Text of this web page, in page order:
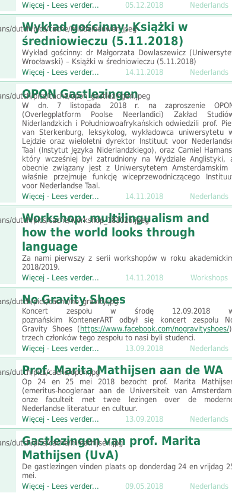
Więcej - Lees verder...
Nederlands
05.12.2018
Wykład gościnny: Książki w
średniowieczu (5.11.2018)
Wykład gościnny: dr Małgorzata Dowlaszewicz
Wrocławski) – Książki w średniowieczu (5.11.2018)
Więcej - Lees verder...
Nederlands
14.11.2018
OPON Gastlezingen
W dn. 7 listopada 2018 r. na zaproszenie
(Overlegplatform Poolse Neerlandici) Zakład
Niderlandzkich i Południowoafrykańskich odwiedzili prof.
van Sterkenburg, leksykolog, wykładowca uniwersytetu
Lejdzie oraz wieloletni dyrektor Instituut voor
Taal (Instytut Języka Niderlandzkiego), oraz Camiel
który wcześniej był zatrudniony na Wydziale Anglistyki,
obecnie związany jest z Uniwersytetem Amsterdamskim
właśnie przejmuje funkcję wiceprzewodniczącego
voor Nederlandse Taal.
Więcej - Lees verder...
Nederlands
14.11.2018
Workshop: multilingualism and
how the world looks through
language
Za nami pierwszy z serii workshopów w roku
2018/2019.
Więcej - Lees verder...
Workshops
14.11.2018
No Gravity Shoes
Koncert zespołu w środę 12.09.2018
poznańskim KontenerART odbył się koncert zespołu
Gravity Shoes (https://www.facebook.com/nogravityshoes/
trzech członków tego zespołu to nasi byli studenci.
Więcej - Lees verder...
Nederlands
13.09.2018
Prof. Marita Mathijsen aan de WA
Op 24 en 25 mei 2018 bezocht prof. Marita
(emeritus-hoogleraar aan de Universiteit van
onze faculteit met twee lezingen over de
Nederlandse literatuur en cultuur.
Więcej - Lees verder...
Nederlands
13.09.2018
Gastlezingen van prof. Marita
Mathijsen (UvA)
De gastlezingen vinden plaats op donderdag 24 en vrijdag
mei.
Więcej - Lees verder...
Nederlands
09.05.2018